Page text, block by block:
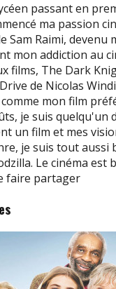
passant en
ma passion
Sam Raimi, devenu
mon addiction au
films, The Dark
de Nicolas
mon film
je suis quelqu'un
un film et mes
je suis tout aussi
Le cinéma
faire partager